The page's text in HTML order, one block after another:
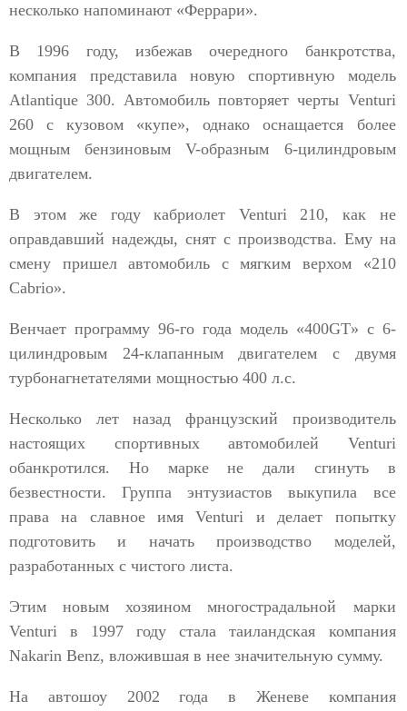
несколько напоминают «Феррари».
В 1996 году, избежав очередного банкротства,
компания представила новую спортивную модель
Atlantique 300. Автомобиль повторяет черты Venturi
260 с кузовом «купе», однако оснащается более
мощным бензиновым V-образным 6-цилиндровым
двигателем.
В этом же году кабриолет Venturi 210, как не
оправдавший надежды, снят с производства. Ему на
смену пришел автомобиль с мягким верхом «210
Cabrio».
Венчает программу 96-го года модель «400GT» с 6-
цилиндровым 24-клапанным двигателем с двумя
турбонагнетателями мощностью 400 л.с.
Несколько лет назад французский производитель
настоящих спортивных автомобилей Venturi
обанкротился. Но марке не дали сгинуть в
безвестности. Группа энтузиастов выкупила все
права на славное имя Venturi и делает попытку
подготовить и начать производство моделей,
разработанных с чистого листа.
Этим новым хозяином многострадальной марки
Venturi в 1997 году стала таиландская компания
Nakarin Benz, вложившая в нее значительную сумму.
На автошоу 2002 года в Женеве компания